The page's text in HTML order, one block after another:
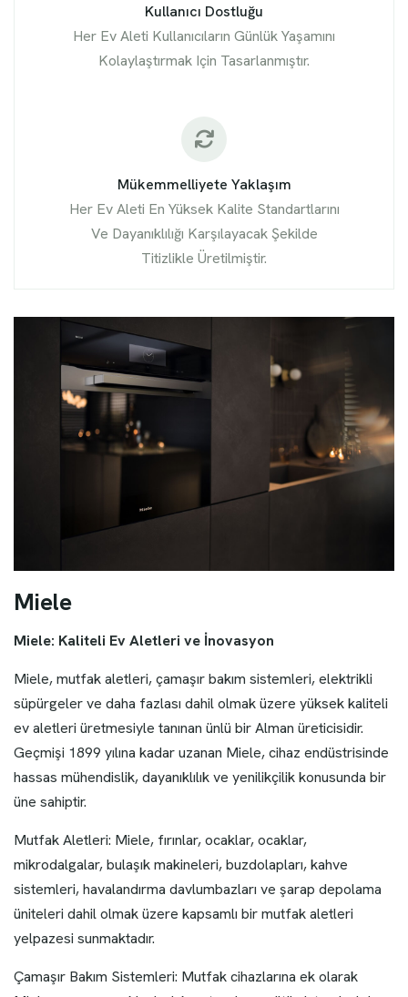
Kullanıcı Dostluğu
Her Ev Aleti Kullanıcıların Günlük Yaşamını
Kolaylaştırmak Için Tasarlanmıştır.
Mükemmelliyete Yaklaşım
Her Ev Aleti En Yüksek Kalite Standartlarını
Ve Dayanıklılığı Karşılayacak Şekilde
Titizlikle Üretilmiştir.
Miele
Miele: Kaliteli Ev Aletleri ve İnovasyon
Miele, mutfak aletleri, çamaşır bakım sistemleri, elektrikli
süpürgeler ve daha fazlası dahil olmak üzere yüksek kaliteli
ev aletleri üretmesiyle tanınan ünlü bir Alman üreticisidir.
Geçmişi 1899 yılına kadar uzanan Miele, cihaz endüstrisinde
hassas mühendislik, dayanıklılık ve yenilikçilik konusunda bir
üne sahiptir.
Mutfak Aletleri: Miele, fırınlar, ocaklar, ocaklar,
mikrodalgalar, bulaşık makineleri, buzdolapları, kahve
sistemleri, havalandırma davlumbazları ve şarap depolama
üniteleri dahil olmak üzere kapsamlı bir mutfak aletleri
yelpazesi sunmaktadır.
Çamaşır Bakım Sistemleri: Mutfak cihazlarına ek olarak